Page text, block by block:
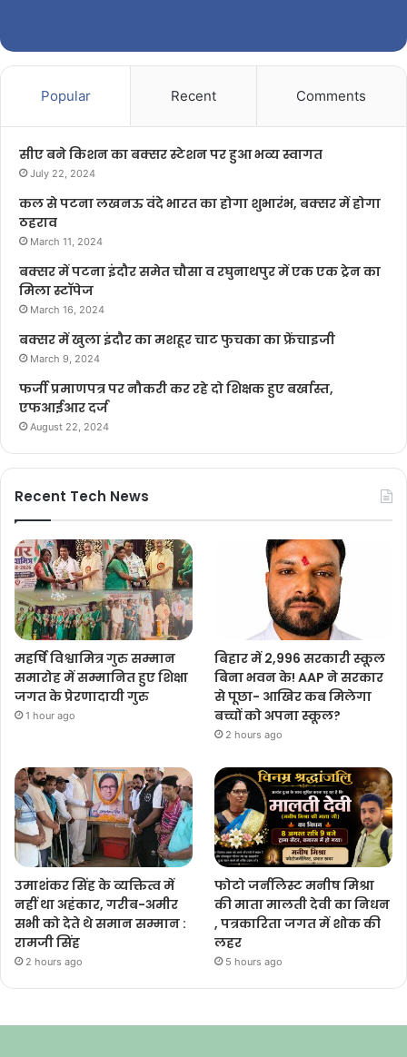
Popular Recent Comments
सीए बने किशन का बक्सर स्टेशन पर हुआ भव्य स्वागत
July 22, 2024
कल से पटना लखनऊ वंदे भारत का होगा शुभारंभ, बक्सर में होगा
ठहराव
March 11, 2024
बक्सर में पटना इंदौर समेत चौसा व रघुनाथपुर में एक एक ट्रेन का
मिला स्टॉपेज
March 16, 2024
बक्सर में खुला इंदौर का मशहूर चाट फुचका का फ्रेंचाइजी
March 9, 2024
फर्जी प्रमाणपत्र पर नौकरी कर रहे दो शिक्षक हुए बर्खास्त,
एफआईआर दर्ज
August 22, 2024
Recent Tech News
महर्षि विश्वामित्र गुरु सम्मान
समारोह में सम्मानित हुए शिक्षा
जगत के प्रेरणादायी गुरु
1 hour ago
बिहार में 2,996 सरकारी स्कूल
बिना भवन के! AAP ने सरकार
से पूछा- आखिर कब मिलेगा
बच्चों को अपना स्कूल?
2 hours ago
उमाशंकर सिंह के व्यक्तित्व में
नहीं था अहंकार, गरीब-अमीर
सभी को देते थे समान सम्मान :
रामजी सिंह
2 hours ago
फोटो जर्नलिस्ट मनीष मिश्रा
की माता मालती देवी का निधन
, पत्रकारिता जगत में शोक की
लहर
5 hours ago